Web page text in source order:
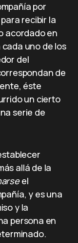
por
recibir la
acordado en
cada uno de los
del
de
éste
un cierto
serie de
allá de la
el
y es una
y la
persona en